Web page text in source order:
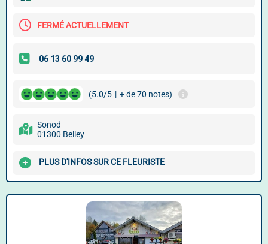
FERMÉ ACTUELLEMENT
(5.0/5 | + de 70 notes)
Sonod
01300 Belley
PLUS D'INFOS SUR CE FLEURISTE